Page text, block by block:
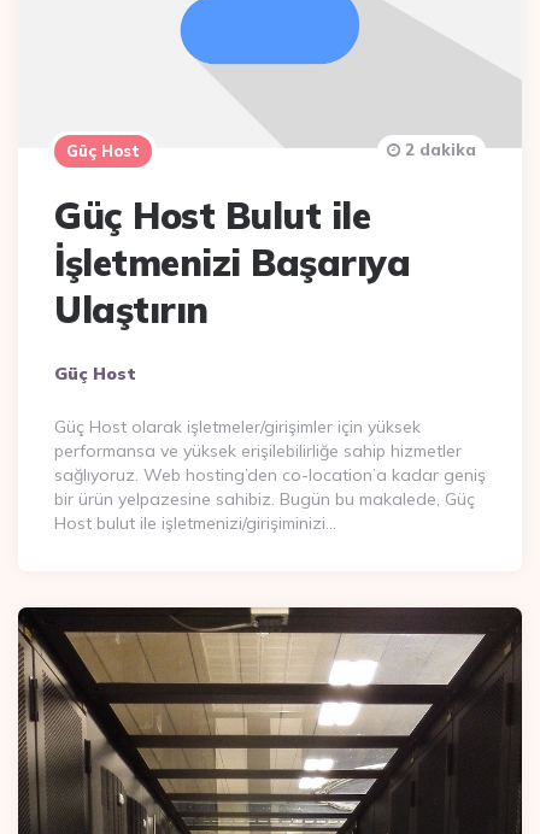
Güç Host
Güç Host Bulut ile
İşletmenizi Başarıya
Ulaştırın
Posted
Güç Host
2 dakika
Güç Host olarak işletmeler/girişimler için yüksek
performansa ve yüksek erişilebilirliğe sahip hizmetler
sağlıyoruz. Web hosting’den co-location’a kadar geniş
bir ürün yelpazesine sahibiz. Bugün bu makalede, Güç
Host bulut ile işletmenizi/girişiminizi…